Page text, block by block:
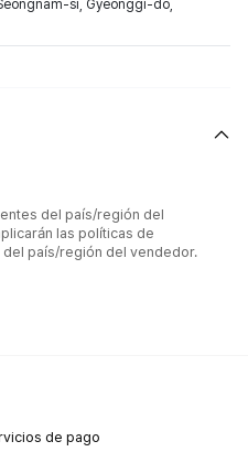
si, Gyeonggi-do,
del país/región del
las políticas de
país/región del vendedor.
de pago